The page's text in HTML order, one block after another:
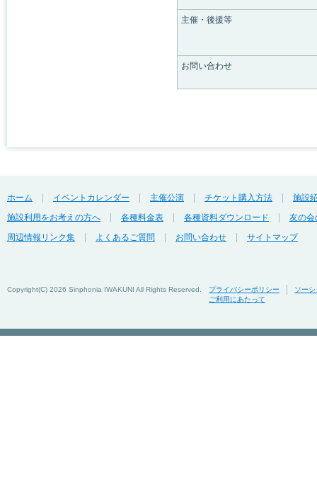
主催・後援等
お問い合わせ
ホーム イベントカレンダー 主催公演 チケット購入方法
施設
施設利用をお考えの方へ
各種料金表 各種資料ダウンロード
友の会
周辺情報リンク集
よくあるご質問 お問い合わせ サイトマップ
Copyright(C) 2026 Sinphonia IWAKUNI All Rights Reserved. プライバシーポリシー
ソー
ご利用にあたって